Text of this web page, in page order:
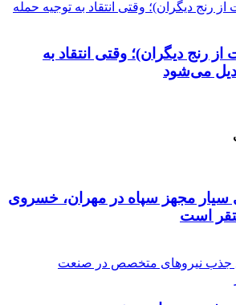
رنج دیگران)؛ وقتی انتقاد به
می‌شود
سیار مجهز سپاه در مهران، خسروی
است